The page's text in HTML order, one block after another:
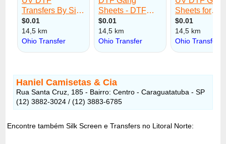
Haniel Camisetas & Cia
Rua Santa Cruz, 185 - Bairro: Centro - Caraguatatuba - SP
(12) 3882-3024 / (12) 3883-6785
Encontre também Silk Screen e Transfers no Litoral Norte: